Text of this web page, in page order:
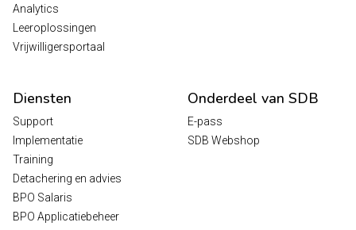
Analytics
Leeroplossingen
Vrijwilligersportaal
Diensten
Support
Implementatie
Training
Detachering en advies
BPO Salaris
BPO Applicatiebeheer
Onderdeel van SDB
E-pass
SDB Webshop